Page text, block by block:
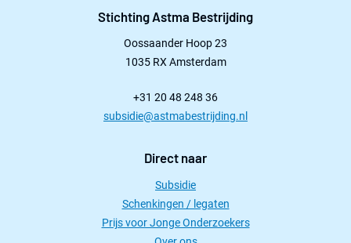
Stichting Astma Bestrijding
Oossaander Hoop 23
1035 RX Amsterdam
+31 20 48 248 36
subsidie@astmabestrijding.nl
Direct naar
Subsidie
Schenkingen / legaten
Prijs voor Jonge Onderzoekers